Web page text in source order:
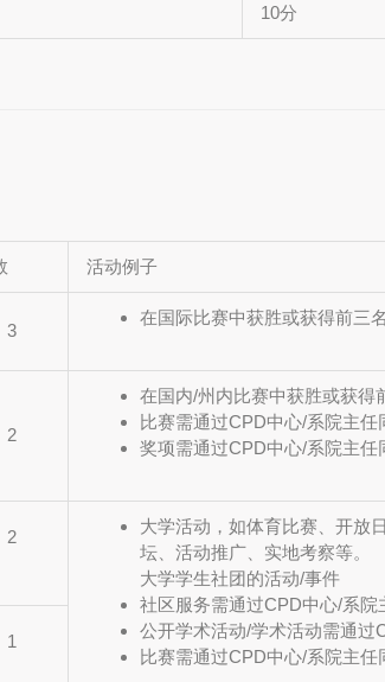
10分
活动例子
3
在国际比赛中获胜或获得前三名
2
在国内/州内比赛中获胜或获得
比赛需通过CPD中心/系院主任
奖项需通过CPD中心/系院主任
2
大学活动，如体育比赛、开放
坛、活动推广、实地考察等。
大学学生社团的活动/事件
社区服务需通过CPD中心/系院
公开学术活动/学术活动需通过
比赛需通过CPD中心/系院主任
1